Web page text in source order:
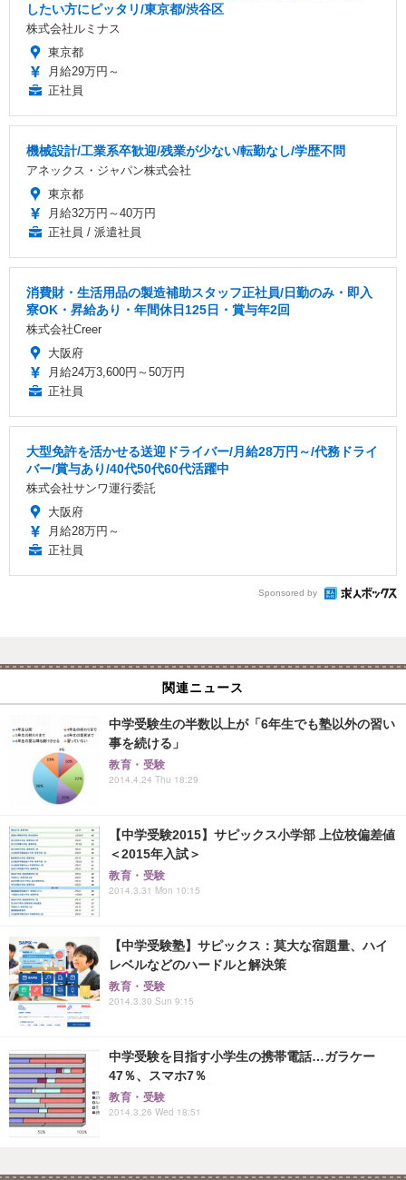
したい方にピッタリ/東京都/渋谷区
株式会社ルミナス
東京都
月給29万円～
正社員
機械設計/工業系卒歓迎/残業が少ない/転勤なし/学歴不問
アネックス・ジャパン株式会社
東京都
月給32万円～40万円
正社員 / 派遣社員
消費財・生活用品の製造補助スタッフ正社員/日勤のみ・即入
寮OK・昇給あり・年間休日125日・賞与年2回
株式会社Creer
大阪府
月給24万3,600円～50万円
正社員
大型免許を活かせる送迎ドライバー/月給28万円～/代務ドライ
バー/賞与あり/40代50代60代活躍中
株式会社サンワ運行委託
大阪府
月給28万円～
正社員
Sponsored by
関連ニュース
中学受験生の半数以上が「6年生でも塾以外の習い
事を続ける」
教育・受験
2014.4.24 Thu 18:29
【中学受験2015】サピックス小学部 上位校偏差値
＜2015年入試＞
教育・受験
2014.3.31 Mon 10:15
【中学受験塾】サピックス：莫大な宿題量、ハイ
レベルなどのハードルと解決策
教育・受験
2014.3.30 Sun 9:15
中学受験を目指す小学生の携帯電話…ガラケー
47％、スマホ7％
教育・受験
2014.3.26 Wed 18:51